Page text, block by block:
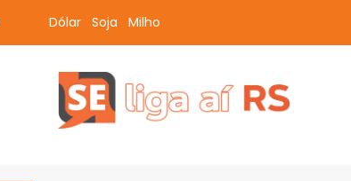
Dólar Soja Milho